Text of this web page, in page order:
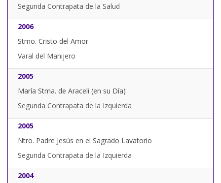
Segunda Contrapata de la Salud
2006
Stmo. Cristo del Amor
Varal del Manijero
2005
María Stma. de Araceli (en su Día)
Segunda Contrapata de la Izquierda
2005
Ntro. Padre Jesús en el Sagrado Lavatorio
Segunda Contrapata de la Izquierda
2004